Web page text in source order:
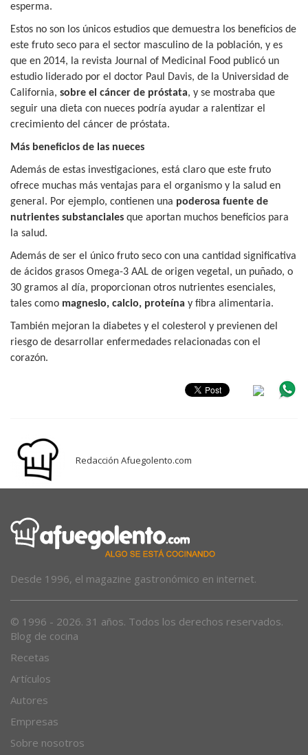
esperma.
Estos no son los únicos estudios que demuestra los beneficios de
este fruto seco para el sector masculino de la población, y es
que en 2014, la revista Journal of Medicinal Food publicó un
estudio liderado por el doctor Paul Davis, de la Universidad de
California, sobre el cáncer de próstata, y se mostraba que
seguir una dieta con nueces podría ayudar a ralentizar el
crecimiento del cáncer de próstata.
Más beneficios de las nueces
Además de estas investigaciones, está claro que este fruto
ofrece muchas más ventajas para el organismo y la salud en
general. Por ejemplo, contienen una poderosa fuente de
nutrientes substanciales que aportan muchos beneficios para
la salud.
Además de ser el único fruto seco con una cantidad significativa
de ácidos grasos Omega-3 AAL de origen vegetal, un puñado, o
30 gramos al día, proporcionan otros nutrientes esenciales,
tales como magnesio, calcio, proteína y fibra alimentaria.
También mejoran la diabetes y el colesterol y previenen del
riesgo de desarrollar enfermedades relacionadas con el
corazón.
Redacción Afuegolento.com
Desde 1996, el magazine gastronómico en internet.
© 1996 - 2026. 31 años. Todos los derechos reservados.
Blog de cocina
Recetas
Artículos
Autores
Empresas
Sobre nosotros